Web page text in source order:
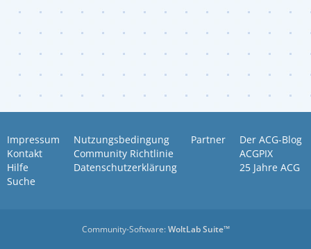
Impressum
Kontakt
Hilfe
Suche
Nutzungsbedingung
Community Richtlinie
Datenschutzerklärung
Partner
Der ACG-Blog
ACGPIX
25 Jahre ACG
Community-Software:WoltLab Suite™